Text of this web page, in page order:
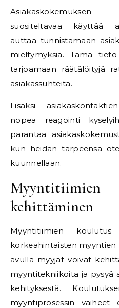
suositeltavaa käyttää
auttaa tunnistamaan
mieltymyksiä. Tämä
tarjoamaan räätälöityjä
asiakassuhteita.
Lisäksi
nopea reagointi
parantaa
kun heidän tarpeensa
kuunnellaan.
kehittäminen
Myyntitiimien
korkeahintaisten
avulla myyjät voivat
myyntitekniikoita ja pysyä
kehityksestä.
myyntiprosessin vaiheet